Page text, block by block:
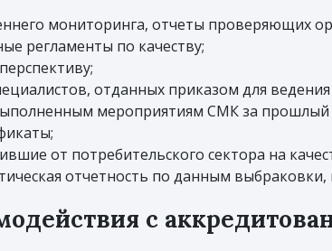
мониторинга, отчеты проверяющих
регламенты по качеству;
отданных приказом для ведения
мероприятиям СМК за прошлый
от потребительского сектора на
отчетность по данным
с